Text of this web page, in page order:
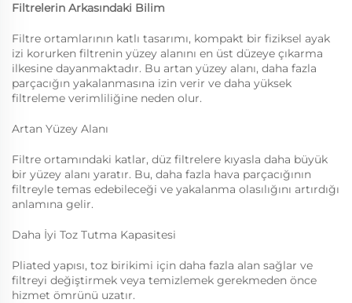
Filtrelerin Arkasındaki Bilim
Filtre ortamlarının katlı tasarımı, kompakt bir fiziksel ayak
izi korurken filtrenin yüzey alanını en üst düzeye çıkarma
ilkesine dayanmaktadır. Bu artan yüzey alanı, daha fazla
parçacığın yakalanmasına izin verir ve daha yüksek
filtreleme verimliliğine neden olur.
Artan Yüzey Alanı
Filtre ortamındaki katlar, düz filtrelere kıyasla daha büyük
bir yüzey alanı yaratır. Bu, daha fazla hava parçacığının
filtreyle temas edebileceği ve yakalanma olasılığını artırdığı
anlamına gelir.
Daha İyi Toz Tutma Kapasitesi
Pliated yapısı, toz birikimi için daha fazla alan sağlar ve
filtreyi değiştirmek veya temizlemek gerekmeden önce
hizmet ömrünü uzatır.